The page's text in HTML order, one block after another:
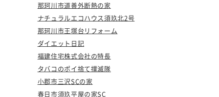
那珂川市道善外断熱の家
ナチュラルエコハウス須玖北2号
那珂川市王塚台リフォーム
ダイエット日記
福建住宅株式会社の特長
タバコのポイ捨て撲滅隊
小郡市三沢SCの家
春日市須玖平屋の家SC